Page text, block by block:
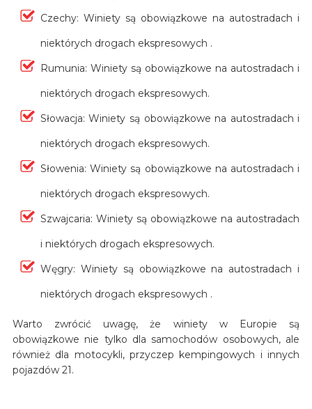
Czechy: Winiety są obowiązkowe na autostradach i
niektórych drogach ekspresowych .
Rumunia: Winiety są obowiązkowe na autostradach i
niektórych drogach ekspresowych.
Słowacja: Winiety są obowiązkowe na autostradach i
niektórych drogach ekspresowych.
Słowenia: Winiety są obowiązkowe na autostradach i
niektórych drogach ekspresowych.
Szwajcaria: Winiety są obowiązkowe na autostradach
i niektórych drogach ekspresowych.
Węgry: Winiety są obowiązkowe na autostradach i
niektórych drogach ekspresowych .
Warto zwrócić uwagę, że winiety w Europie są
obowiązkowe nie tylko dla samochodów osobowych, ale
również dla motocykli, przyczep kempingowych i innych
pojazdów 21.